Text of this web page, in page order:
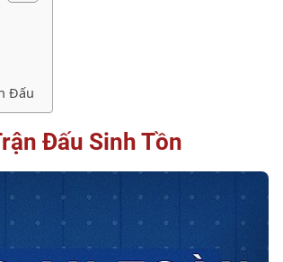
Đấu
Đấu Sinh Tồn